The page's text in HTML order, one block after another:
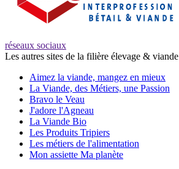
réseaux sociaux
Les autres sites de la filière élevage & viande
Aimez la viande, mangez en mieux
La Viande, des Métiers, une Passion
Bravo le Veau
J'adore l'Agneau
La Viande Bio
Les Produits Tripiers
Les métiers de l'alimentation
Mon assiette Ma planète